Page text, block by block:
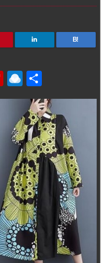
B!
Fl
ip
o
ar
R
ai
n
dr
o
p.
io
有